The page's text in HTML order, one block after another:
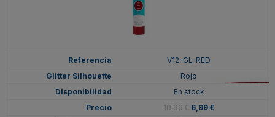
V12-GL-RED
Rojo
En stock
10,99 € 6,99 €